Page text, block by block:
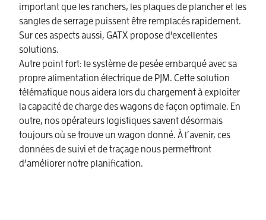
important que les ranchers, les plaques de plancher et les
sangles de serrage puissent être remplacés rapidement.
Sur ces aspects aussi, GATX propose d’excellentes
solutions.
Autre point fort: le système de pesée embarqué avec sa
propre alimentation électrique de PJM. Cette solution
télématique nous aidera lors du chargement à exploiter
la capacité de charge des wagons de façon optimale. En
outre, nos opérateurs logistiques savent désormais
toujours où se trouve un wagon donné. À l´avenir, ces
données de suivi et de traçage nous permettront
d’améliorer notre planification.